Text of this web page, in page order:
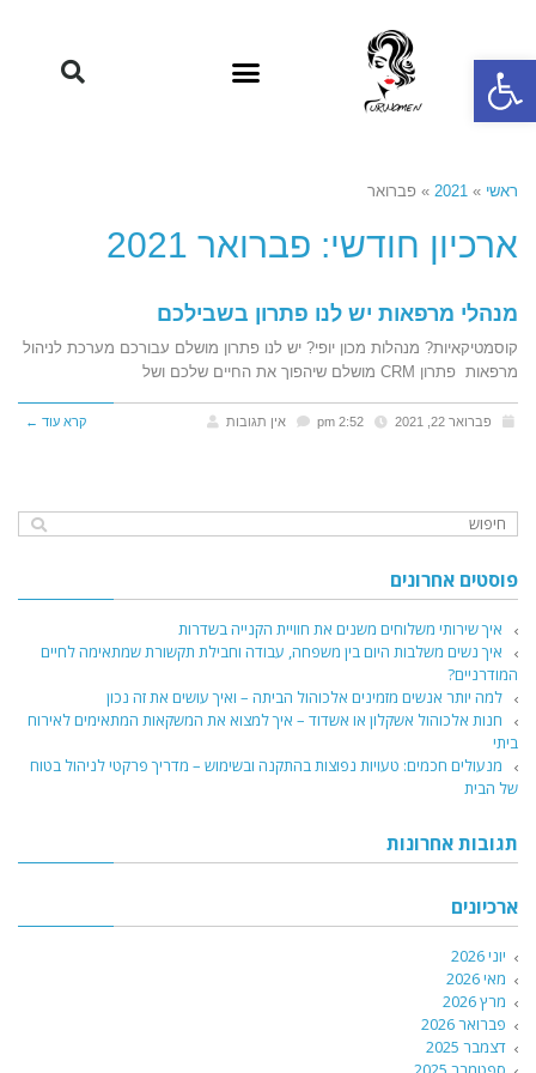
פתח סרגל נגישות
ראשי »
2021
» פברואר
ארכיון חודשי: פברואר 2021
מנהלי מרפאות יש לנו פתרון בשבילכם
קוסמטיקאיות? מנהלות מכון יופי? יש לנו פתרון מושלם עבורכם מערכת לניהול
מרפאות פתרון CRM מושלם שיהפוך את החיים שלכם ושל
פברואר 22, 2021 אין תגובות קרא עוד ←
פוסטים אחרונים
איך שירותי משלוחים משנים את חוויית הקנייה בשדרות
איך נשים משלבות היום בין משפחה, עבודה וחבילת תקשורת שמתאימה לחיים
המודרניים?
למה יותר אנשים מזמינים אלכוהול הביתה – ואיך עושים את זה נכון
חנות אלכוהול אשקלון או אשדוד – איך למצוא את המשקאות המתאימים לאירוח
ביתי
מנעולים חכמים: טעויות נפוצות בהתקנה ובשימוש – מדריך פרקטי לניהול בטוח
של הבית
תגובות אחרונות
ארכיונים
יוני 2026
מאי 2026
מרץ 2026
פברואר 2026
דצמבר 2025